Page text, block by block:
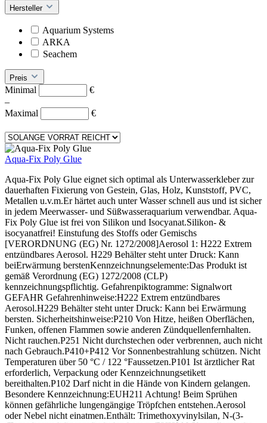
Hersteller
Aquarium Systems
ARKA
Seachem
Preis
Minimal
€
–
Maximal
€
Aqua-Fix Poly Glue
Aqua-Fix Poly Glue eignet sich optimal als Unterwasserkleber zur
dauerhaften Fixierung von Gestein, Glas, Holz, Kunststoff, PVC,
Metallen u.v.m.Er härtet auch unter Wasser schnell aus und ist sicher
in jedem Meerwasser- und Süßwasseraquarium verwendbar. Aqua-
Fix Poly Glue ist frei von Silikon und Isocyanat.Silikon- &
isocyanatfrei! Einstufung des Stoffs oder Gemischs
[VERORDNUNG (EG) Nr. 1272/2008]Aerosol 1: H222 Extrem
entzündbares Aerosol. H229 Behälter steht unter Druck: Kann
beiErwärmung berstenKennzeichnungselemente:Das Produkt ist
gemäß Verordnung (EG) 1272/2008 (CLP)
kennzeichnungspflichtig. Gefahrenpiktogramme: Signalwort
GEFAHR Gefahrenhinweise:H222 Extrem entzündbares
Aerosol.H229 Behälter steht unter Druck: Kann bei Erwärmung
bersten. Sicherheitshinweise:P210 Von Hitze, heißen Oberflächen,
Funken, offenen Flammen sowie anderen Zündquellenfernhalten.
Nicht rauchen.P251 Nicht durchstechen oder verbrennen, auch nicht
nach Gebrauch.P410+P412 Vor Sonnenbestrahlung schützen. Nicht
Temperaturen über 50 °C / 122 °Faussetzen.P101 Ist ärztlicher Rat
erforderlich, Verpackung oder Kennzeichnungsetikett
bereithalten.P102 Darf nicht in die Hände von Kindern gelangen.
Besondere Kennzeichnung:EUH211 Achtung! Beim Sprühen
können gefährliche lungengängige Tröpfchen entstehen.Aerosol
oder Nebel nicht einatmen.Enthält: Trimethoxyvinylsilan, N-(3-